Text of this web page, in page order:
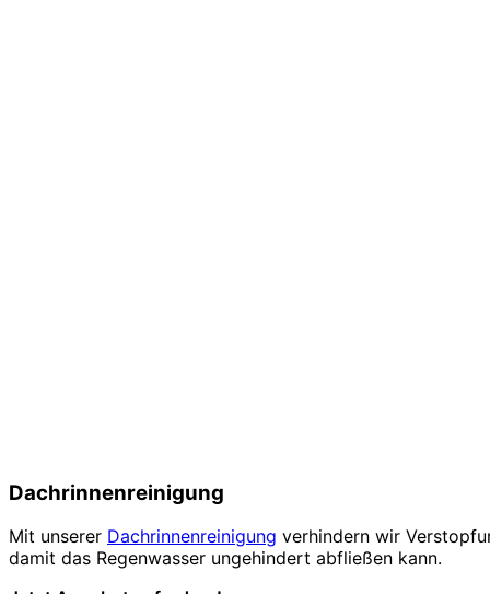
Dachrinnenreinigung
Mit unserer Dachrinnenreinigung verhindern wir
damit das Regenwasser ungehindert abfließen kann.